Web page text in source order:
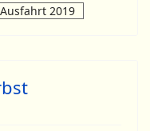
2019